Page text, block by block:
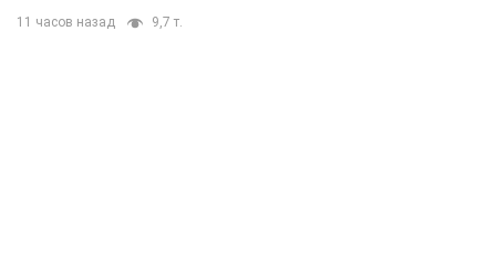
11 часов назад 9,7 т.